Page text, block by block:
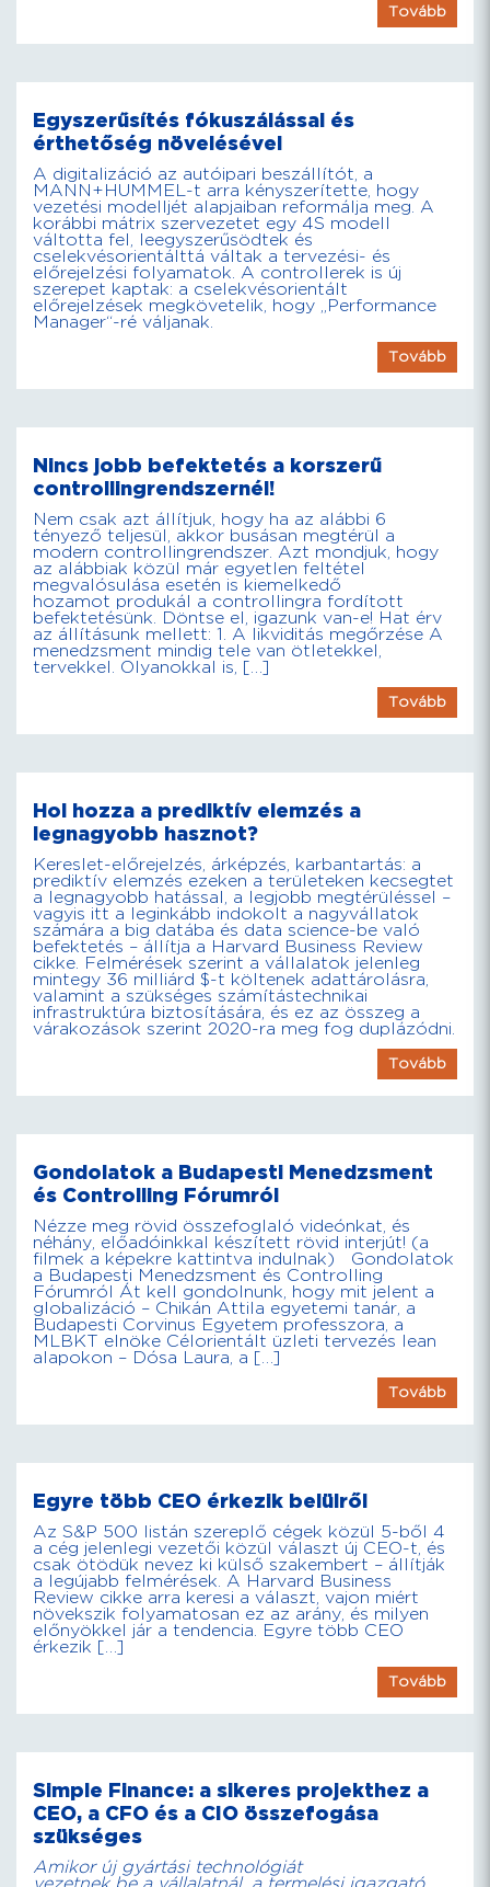
Tovább
Egyszerűsítés fókuszálással és
érthetőség növelésével
A digitalizáció az autóipari beszállítót, a
MANN+HUMMEL-t arra kényszerítette, hogy
vezetési modelljét alapjaiban reformálja meg. A
korábbi mátrix szervezetet egy 4S modell
váltotta fel, leegyszerűsödtek és
cselekvésorientálttá váltak a tervezési- és
előrejelzési folyamatok. A controllerek is új
szerepet kaptak: a cselekvésorientált
előrejelzések megkövetelik, hogy „Performance
Manager“-ré váljanak.
Tovább
Nincs jobb befektetés a korszerű
controllingrendszernél!
Nem csak azt állítjuk, hogy ha az alábbi 6
tényező teljesül, akkor busásan megtérül a
modern controllingrendszer. Azt mondjuk, hogy
az alábbiak közül már egyetlen feltétel
megvalósulása esetén is kiemelkedő
hozamot produkál a controllingra fordított
befektetésünk. Döntse el, igazunk van-e! Hat érv
az állításunk mellett: 1. A likviditás megőrzése A
menedzsment mindig tele van ötletekkel,
tervekkel. Olyanokkal is, […]
Tovább
Hol hozza a prediktív elemzés a
legnagyobb hasznot?
Kereslet-előrejelzés, árképzés, karbantartás: a
prediktív elemzés ezeken a területeken kecsegtet
a legnagyobb hatással, a legjobb megtérüléssel –
vagyis itt a leginkább indokolt a nagyvállatok
számára a big datába és data science-be való
befektetés – állítja a Harvard Business Review
cikke. Felmérések szerint a vállalatok jelenleg
mintegy 36 milliárd $-t költenek adattárolásra,
valamint a szükséges számítástechnikai
infrastruktúra biztosítására, és ez az összeg a
várakozások szerint 2020-ra meg fog duplázódni.
Tovább
Gondolatok a Budapesti Menedzsment
és Controlling Fórumról
Nézze meg rövid összefoglaló videónkat, és
néhány, előadóinkkal készített rövid interjút! (a
filmek a képekre kattintva indulnak) Gondolatok
a Budapesti Menedzsment és Controlling
Fórumról Át kell gondolnunk, hogy mit jelent a
globalizáció – Chikán Attila egyetemi tanár, a
Budapesti Corvinus Egyetem professzora, a
MLBKT elnöke Célorientált üzleti tervezés lean
alapokon – Dósa Laura, a […]
Tovább
Egyre több CEO érkezik belülről
Az S&P 500 listán szereplő cégek közül 5-ből 4
a cég jelenlegi vezetői közül választ új CEO-t, és
csak ötödük nevez ki külső szakembert – állítják
a legújabb felmérések. A Harvard Business
Review cikke arra keresi a választ, vajon miért
növekszik folyamatosan ez az arány, és milyen
előnyökkel jár a tendencia. Egyre több CEO
érkezik […]
Tovább
Simple Finance: a sikeres projekthez a
CEO, a CFO és a CIO összefogása
szükséges
Amikor új gyártási technológiát